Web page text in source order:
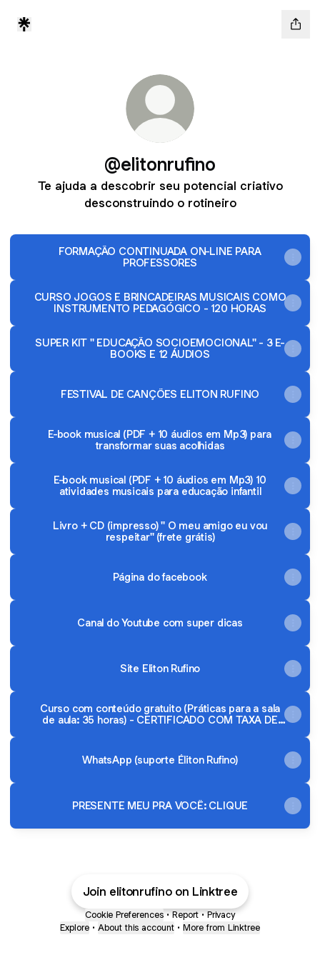
@elitonrufino
Te ajuda a descobrir seu potencial criativo
desconstruindo o rotineiro
FORMAÇÃO CONTINUADA ON-LINE PARA
PROFESSORES
CURSO JOGOS E BRINCADEIRAS MUSICAIS COMO
INSTRUMENTO PEDAGÓGICO - 120 HORAS
SUPER KIT '' EDUCAÇÃO SOCIOEMOCIONAL'' - 3 E-
BOOKS E 12 ÁUDIOS
FESTIVAL DE CANÇÕES ELITON RUFINO
E-book musical (PDF + 10 áudios em Mp3) para
transformar suas acolhidas
E-book musical (PDF + 10 áudios em Mp3) 10
atividades musicais para educação infantil
Livro + CD (impresso) '' O meu amigo eu vou
respeitar'' (frete grátis)
Página do facebook
Canal do Youtube com super dicas
Site Eliton Rufino
Curso com conteúdo gratuito (Práticas para a sala
de aula: 35 horas) - CERTIFICADO COM TAXA DE
WhatsApp (suporte Éliton Rufino)
PRESENTE MEU PRA VOCÊ: CLIQUE
Join elitonrufino on Linktree
Cookie Preferences • Report • Privacy
Explore • About this account • More from Linktree